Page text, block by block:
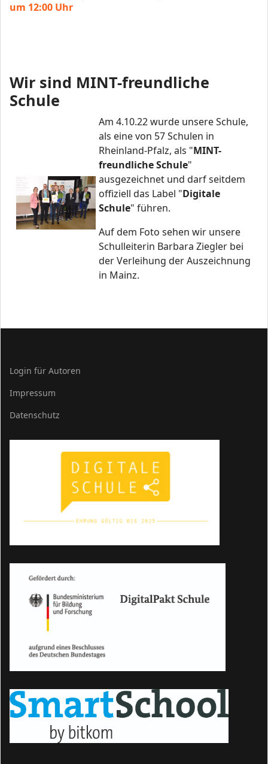
um 12:00 Uhr
Wir sind MINT-freundliche
Schule
Am 4.10.22 wurde unsere Schule,
als eine von 57 Schulen in
Rheinland-Pfalz, als "MINT-
freundliche Schule"
ausgezeichnet und darf seitdem
offiziell das Label "Digitale
Schule" führen.
Auf dem Foto sehen wir unsere
Schulleiterin Barbara Ziegler bei
der Verleihung der Auszeichnung
in Mainz.
Login für Autoren
Impressum
Datenschutz